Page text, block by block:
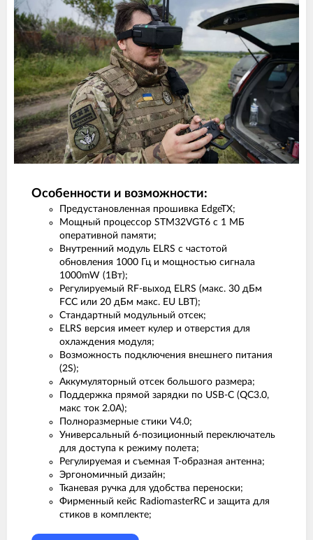
Особенности и возможности:
Предустановленная прошивка EdgeTX;
Мощный процессор STM32VGT6 с 1 МБ
оперативной памяти;
Внутренний модуль ELRS с частотой
обновления 1000 Гц и мощностью сигнала
1000mW (1Вт);
Регулируемый RF-выход ELRS (макс. 30 дБм
FCC или 20 дБм макс. EU LBT);
Стандартный модульный отсек;
ELRS версия имеет кулер и отверстия для
охлаждения модуля;
Возможность подключения внешнего питания
(2S);
Аккумуляторный отсек большого размера;
Поддержка прямой зарядки по USB-C (QC3.0,
макс ток 2.0А);
Полноразмерные стики V4.0;
Универсальный 6-позиционный переключатель
для доступа к режиму полета;
Регулируемая и съемная Т-образная антенна;
Эргономичный дизайн;
Тканевая ручка для удобства переноски;
Фирменный кейс RadiomasterRC и защита для
стиков в комплекте;